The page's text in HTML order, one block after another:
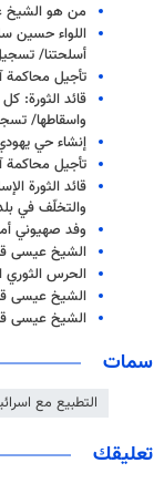
من هو الشيخ
اللواء حسين
أسلحتنا/ تسجيل 184 وفاة بفايروس
تأجيل محاكمة
قائد الثورة:
واسقاطها/ تسجيل177حالة
إنشاء حي
تأجيل محاكمة
قائد الثورة
والتخلّف في
وفد صهيوني
الشيخ عيسى
الحرس الثوري
الشيخ عیسی
الشيخ عيسى
سمات
التطبيع مع
تعليقك